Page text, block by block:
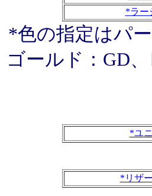
*ラ
*色の指定はパ
ゴールド：GD
*ユ
*リザ